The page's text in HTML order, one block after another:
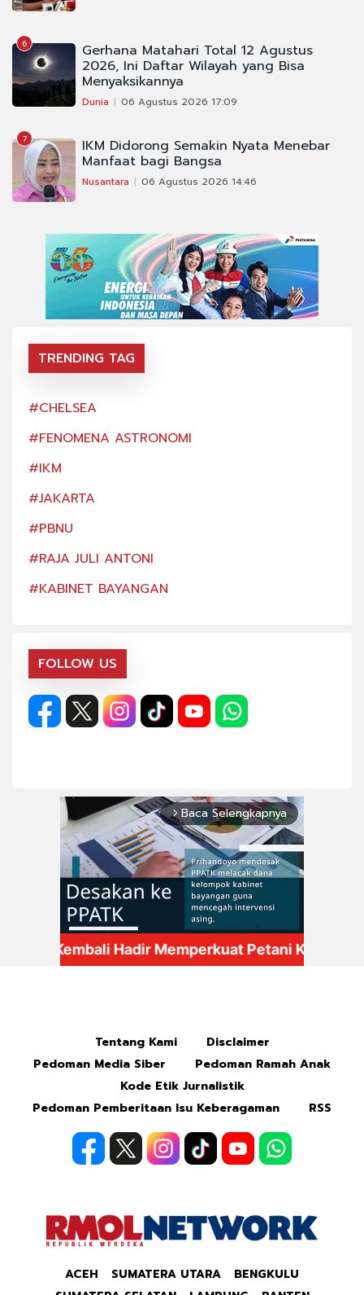
6 Gerhana Matahari Total 12 Agustus
2026, Ini Daftar Wilayah yang Bisa
Menyaksikannya
Dunia 06 Agustus 2026 17:09
7 IKM Didorong Semakin Nyata Menebar
Manfaat bagi Bangsa
Nusantara 06 Agustus 2026 14:46
TRENDING TAG
#CHELSEA
#FENOMENA ASTRONOMI
#IKM
#JAKARTA
#PBNU
#RAJA JULI ANTONI
#KABINET BAYANGAN
FOLLOW US
arrow_forward_ios Baca Selengkapnya
Tentang Kami
Disclaimer
Pedoman Media Siber
Pedoman Ramah Anak
Kode Etik Jurnalistik
Pedoman Pemberitaan Isu Keberagaman
RSS
ACEH SUMATERA UTARA
BENGKULU